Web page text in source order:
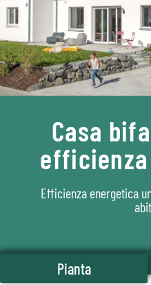
Casa
Efficienza energetica
Pianta
Pianta